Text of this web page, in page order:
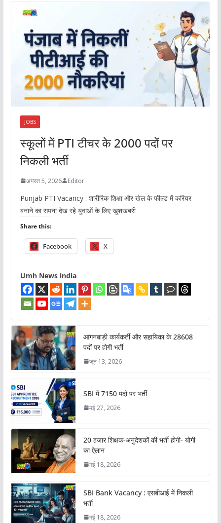
JOBS
स्कूलों में PTI टीचर के 2000 पदों पर
निकली भर्ती
अगस्त 5, 2026 Editor
Punjab PTI Vacancy : शारीरिक शिक्षा और खेल के फील्ड में करियर
बनाने का सपना देख रहे युवाओं के लिए खुशखबरी
Share this:
Facebook X
Umh News india
आंगनबाड़ी कार्यकर्ती और सहायिका के 28608
पदों पर होगी भर्ती
जून 13, 2026
SBI में 7150 पदों पर भर्ती
मई 27, 2026
20 हजार शिक्षक-अनुदेशकों की भर्ती होगी- योगी
का ऐलान
मई 18, 2026
SBI Bank Vacancy : एसबीआई में निकली
भर्ती
मई 18, 2026